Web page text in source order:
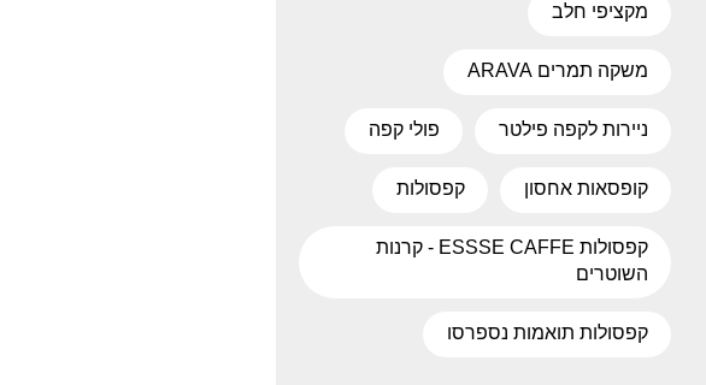
מקציפי חלב
משקה תמרים ARAVA
ניירות לקפה פילטר פולי קפה
קופסאות אחסון קפסולות
קפסולות ESSSE CAFFE - קרנות
השוטרים
קפסולות תואמות נספרסו